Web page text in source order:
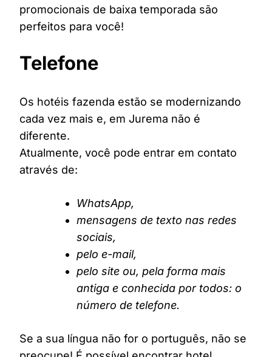
promocionais de baixa temporada são
perfeitos para você!
Telefone
Os hotéis fazenda estão se modernizando
cada vez mais e, em Jurema não é
diferente.
Atualmente, você pode entrar em contato
através de:
WhatsApp,
mensagens de texto nas redes
sociais,
pelo e-mail,
pelo site ou, pela forma mais
antiga e conhecida por todos: o
número de telefone.
Se a sua língua não for o português, não se